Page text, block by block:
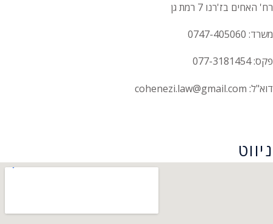
רח' האחים בז'רנו 7 רמת גן
משרד: 0747-405060
פקס: 077-3181454
דוא"ל: cohenezi.law@gmail.com
ניווט